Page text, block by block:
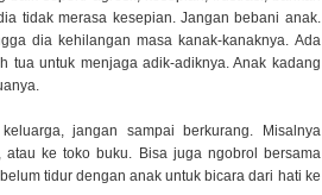
tidak merasa kesepian. Jangan bebani anak.
dia kehilangan masa kanak-kanaknya. Ada
tua untuk menjaga adik-adiknya. Anak kadang
jangan sampai berkurang. Misalnya
ke toko buku. Bisa juga ngobrol bersama
tidur dengan anak untuk bicara dari hati ke